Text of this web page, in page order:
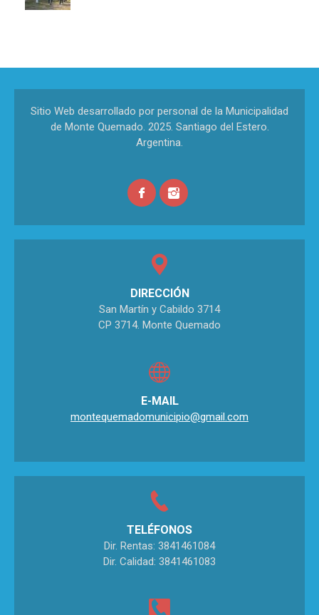
Sitio Web desarrollado por personal de la Municipalidad
de Monte Quemado. 2025. Santiago del Estero.
Argentina.
DIRECCIÓN
San Martín y Cabildo 3714
CP 3714. Monte Quemado
E-MAIL
montequemadomunicipio@gmail.com
TELÉFONOS
Dir. Rentas: 3841461084
Dir. Calidad: 3841461083